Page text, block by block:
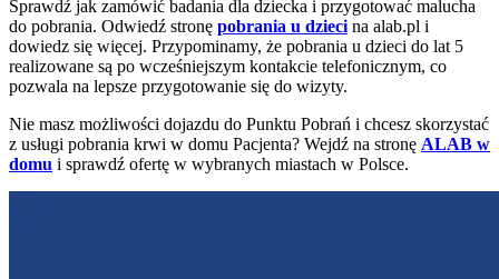
Sprawdź jak zamówić badania dla dziecka i przygotować malucha
do pobrania. Odwiedź stronę pobrania u dzieci na alab.pl i
dowiedz się więcej. Przypominamy, że pobrania u dzieci do lat 5
realizowane są po wcześniejszym kontakcie telefonicznym, co
pozwala na lepsze przygotowanie się do wizyty.
Nie masz możliwości dojazdu do Punktu Pobrań i chcesz skorzystać
z usługi pobrania krwi w domu Pacjenta? Wejdź na stronę ALAB w
domu i sprawdź ofertę w wybranych miastach w Polsce.